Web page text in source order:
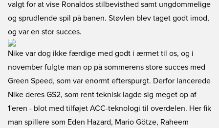
valgt for at vise Ronaldos stilbevisthed samt ungdommelige
og sprudlende spil på banen. Støvlen blev taget godt imod,
og var en stor succes.
Nike var dog ikke færdige med godt i ærmet til os, og i
november fulgte man op på sommerens store succes med
Green Speed, som var enormt efterspurgt. Derfor lancerede
Nike deres GS2, som rent teknisk lagde sig meget op af
1'eren - blot med tilføjet ACC-teknologi til overdelen. Her fik
man spillere som Eden Hazard, Mario Götze, Raheem